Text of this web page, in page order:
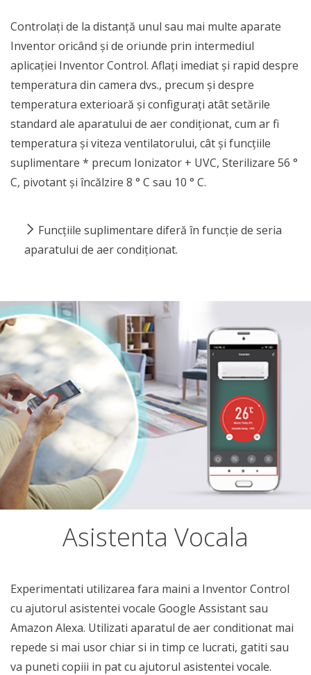
Controlați de la distanță unul sau mai multe aparate
Inventor oricând și de oriunde prin intermediul
aplicației Inventor Control. Aflați imediat și rapid despre
temperatura din camera dvs., precum și despre
temperatura exterioară și configurați atât setările
standard ale aparatului de aer condiționat, cum ar fi
temperatura și viteza ventilatorului, cât și funcțiile
suplimentare * precum Ionizator + UVC, Sterilizare 56 °
C, pivotant și încălzire 8 ° C sau 10 ° C.
Funcțiile suplimentare diferă în funcție de seria
aparatului de aer condiționat.
Asistenta Vocala
Experimentati utilizarea fara maini a Inventor Control
cu ajutorul asistentei vocale Google Assistant sau
Amazon Alexa. Utilizati aparatul de aer conditionat mai
repede si mai usor chiar si in timp ce lucrati, gatiti sau
va puneti copiii in pat cu ajutorul asistentei vocale.